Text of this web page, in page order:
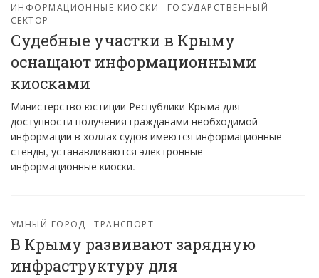
ИНФОРМАЦИОННЫЕ КИОСКИ
ГОСУДАРСТВЕННЫЙ
СЕКТОР
Судебные участки в Крыму
оснащают информационными
киосками
Министерство юстиции Республики Крыма для
доступности получения гражданами необходимой
информации в холлах судов имеются информационные
стенды, устанавливаются электронные
информационные киоски.
УМНЫЙ ГОРОД ТРАНСПОРТ
В Крыму развивают зарядную
инфраструктуру для